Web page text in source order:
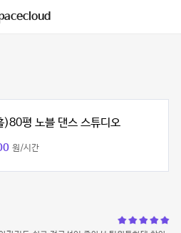
)80평 노블 댄스 스튜디오
원/시간